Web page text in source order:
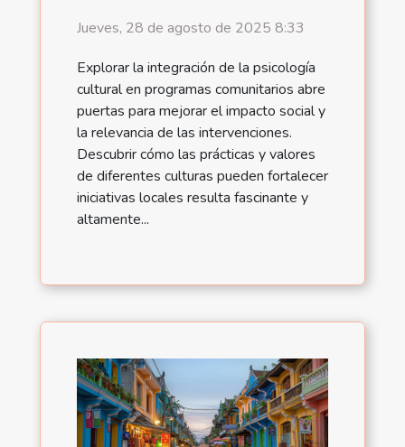
Jueves, 28 de agosto de 2025 8:33
Explorar la integración de la psicología
cultural en programas comunitarios abre
puertas para mejorar el impacto social y
la relevancia de las intervenciones.
Descubrir cómo las prácticas y valores
de diferentes culturas pueden fortalecer
iniciativas locales resulta fascinante y
altamente...